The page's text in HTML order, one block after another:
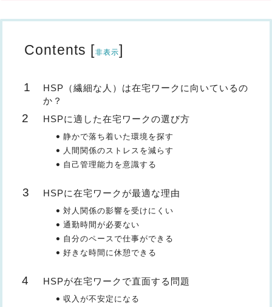
Contents [非表示]
HSP（繊細な人）は在宅ワークに向いているの
か？
HSPに適した在宅ワークの選び方
静かで落ち着いた環境を探す
人間関係のストレスを減らす
自己管理能力を意識する
HSPに在宅ワークが最適な理由
対人関係の影響を受けにくい
通勤時間が必要ない
自分のペースで仕事ができる
好きな時間に休憩できる
HSPが在宅ワークで直面する問題
収入が不安定になる